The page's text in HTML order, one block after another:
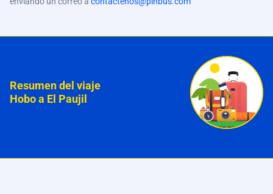
Resumen del viaje
Hobo a El Paujil